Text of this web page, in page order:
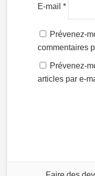
E-mail*
Prévenez-
commentaires
Prévenez-
articles par e-